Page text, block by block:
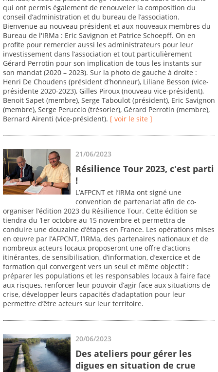
qui ont permis également de renouveler la composition du
conseil d’administration et du bureau de l’association.
Bienvenue au nouveau président et aux nouveaux membres du
Bureau de l'IRMa : Eric Savignon et Patrice Schoepff. On en
profite pour remercier aussi les administrateurs pour leur
investissement dans l’association et tout particulièrement
Gérard Perrotin pour son implication de tous les instants sur
son mandat (2020 – 2023). Sur la photo de gauche à droite :
Henri De Choudens (président d’honneur), Liliane Besson (vice-
présidente 2020-2023), Gilles Piroux (nouveau vice-président),
Benoit Sapet (membre), Serge Taboulot (président), Eric Savignon
(membre), Serge Peruccio (trésorier), Gérard Perrotin (membre),
Bernard Airenti (vice-président). [ voir le site ]
21/06/2023
Résilience Tour 2023, c'est parti
!
L’AFPCNT et l’IRMa ont signé une
convention de partenariat afin de co-
organiser l’édition 2023 du Résilience Tour. Cette édition se
tiendra du 1er octobre au 15 novembre et permettra de
conduire une douzaine d’étapes en France. Les opérations mises
en œuvre par l’AFPCNT, l’IRMa, des partenaires nationaux et de
nombreux acteurs locaux proposeront une offre d’actions
itinérantes, de sensibilisation, d’information, d’exercice et de
formation qui convergent vers un seul et même objectif :
préparer les populations et les responsables locaux à faire face
aux risques, renforcer leur pouvoir d’agir face aux situations de
crise, développer leurs capacités d’adaptation pour leur
permettre d’être acteurs sur leur territoire.
20/06/2023
Des ateliers pour gérer les
digues en situation de crue